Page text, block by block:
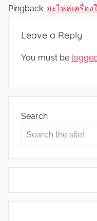
Pingback: อะไหล่เครื่อง
Leave a Reply
You must be
Search